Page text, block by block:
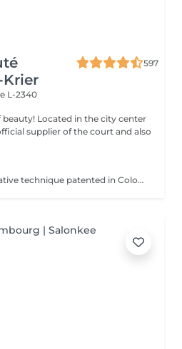
597
L-2340
city center
supplier of the court and also
Metallotherapy is an innovative technique patented in Colombia. The metal accessories were made with an alloy of 7 clean, uncontaminated or recycled metals. They are designed using a high-tech injection mold and hand-polished in an artisanal manner. Placed in the refrigerator, these accessories can be used for cold protocols, as part of a toning session, thanks in particular to toning metals such as silicon. Of course, therapeutic protocols are also possible, since the accessories can be heated for relaxation and physiotherapy treatments. Purpose: to stimulate the different parts of the body, with a view to stopping cellulite, draining, remodeling and firming the body.